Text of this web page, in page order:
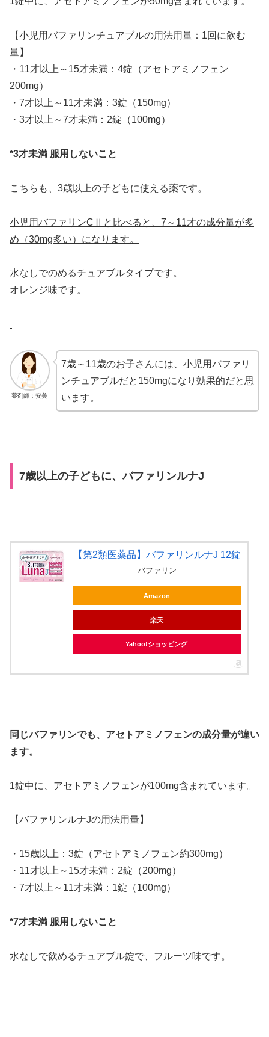
【小児用バファリンチュアブルの用法用量：1回に飲む
量】
・11才以上～15才未満：4錠（アセトアミノフェン
200mg）
・7才以上～11才未満：3錠（150mg）
・3才以上～7才未満：2錠（100mg）
*3才未満 服用しないこと
こちらも、3歳以上の子どもに使える薬です。
小児用バファリンCⅡと比べると、7～11才の成分量が多
め（30mg多い）になります。
水なしでのめるチュアブルタイプです。
オレンジ味です。
薬剤師：安美
7歳～11歳のお子さんには、小児用バファリ
ンチュアブルだと150mgになり効果的だと思
います。
7歳以上の子どもに、バファリンルナJ
【第2類医薬品】バファリンルナJ 12錠
バファリン
Amazon
楽天
Yahoo!ショッピング
同じバファリンでも、アセトアミノフェンの成分量が違い
ます。
1錠中に、アセトアミノフェンが100mg含まれています。
【バファリンルナJの用法用量】
・15歳以上：3錠（アセトアミノフェン約300mg）
・11才以上～15才未満：2錠（200mg）
・7才以上～11才未満：1錠（100mg）
*7才未満 服用しないこと
水なしで飲めるチュアブル錠で、フルーツ味です。